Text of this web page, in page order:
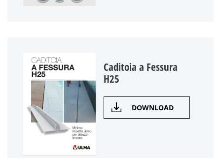
Caditoia a Fessura
H25
DOWNLOAD